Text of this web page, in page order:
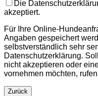
Die
akzeptiert.
Für Ihre Online-
Angaben gespeichert
selbstverständlich sehr
Datenschutzerklärung.
nicht akzeptieren oder
vornehmen möchten,
Zurück